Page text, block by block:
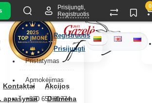
Pristatymas
Apmokėjimas
+370 657 91774
Kontaktai
Akcijos
aprašymai
Didmena
Prisijungti,
Registruotis
Registruotis
Prisijungti
0